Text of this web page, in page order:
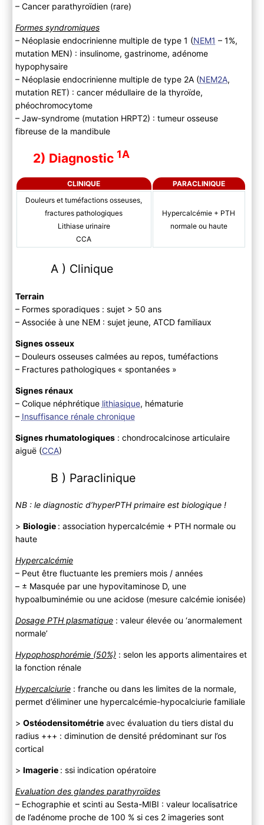
– Cancer parathyroïdien (rare)
Formes syndromiques
– Néoplasie endocrinienne multiple de type 1 (NEM1 – 1%,
mutation MEN) : insulinome, gastrinome, adénome
hypophysaire
– Néoplasie endocrinienne multiple de type 2A (NEM2A,
mutation RET) : cancer médullaire de la thyroïde,
phéochromocytome
– Jaw-syndrome (mutation HRPT2) : tumeur osseuse
fibreuse de la mandibule
2) Diagnostic 1A
CLINIQUE
PARACLINIQUE
Douleurs et tuméfactions osseuses,
fractures pathologiques
Lithiase urinaire
CCA
Hypercalcémie + PTH
normale ou haute
A ) Clinique
Terrain
– Formes sporadiques : sujet > 50 ans
– Associée à une NEM : sujet jeune, ATCD familiaux
Signes osseux
– Douleurs osseuses calmées au repos, tuméfactions
– Fractures pathologiques « spontanées »
Signes rénaux
– Colique néphrétique lithiasique, hématurie
– Insuffisance rénale chronique
Signes rhumatologiques: chondrocalcinose articulaire
aiguë (CCA)
B ) Paraclinique
NB : le diagnostic d’hyperPTH primaire est biologique !
> Biologie : association hypercalcémie + PTH normale ou
haute
Hypercalcémie
– Peut être fluctuante les premiers mois / années
– ± Masquée par une hypovitaminose D, une
hypoalbuminémie ou une acidose (mesure calcémie ionisée)
Dosage PTH plasmatique: valeur élevée ou ‘anormalement
normale’
Hypophosphorémie (50%) : selon les apports alimentaires et
la fonction rénale
Hypercalciurie: franche ou dans les limites de la normale,
permet d’éliminer une hypercalcémie-hypocalciurie familiale
> Ostéodensitométrieavec évaluation du tiers distal du
radius +++ : diminution de densité prédominant sur l’os
cortical
> Imagerie : ssi indication opératoire
Evaluation des glandes parathyroïdes
– Echographie et scinti au Sesta-MIBI : valeur localisatrice
de l’adénome proche de 100 % si ces 2 imageries sont